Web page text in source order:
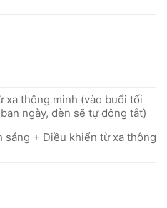
xa thông minh (vào buổi tối
ngày, đèn sẽ tự động tắt)
sáng + Điều khiển từ xa thông